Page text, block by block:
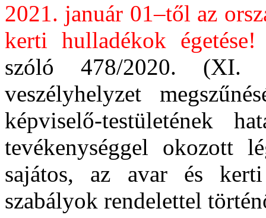
2021. január 01–től az
kerti hulladékok égetése!
szóló 478/2020. (XI.
veszélyhelyzet
képviselő-testületének
tevékenységgel okozott
sajátos, az avar és kerti
szabályok rendelettel